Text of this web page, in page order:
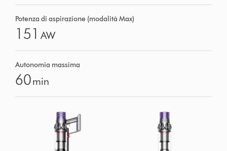
Potenza di aspirazione (modalità Max)
151 AW
Autonomia massima
60min